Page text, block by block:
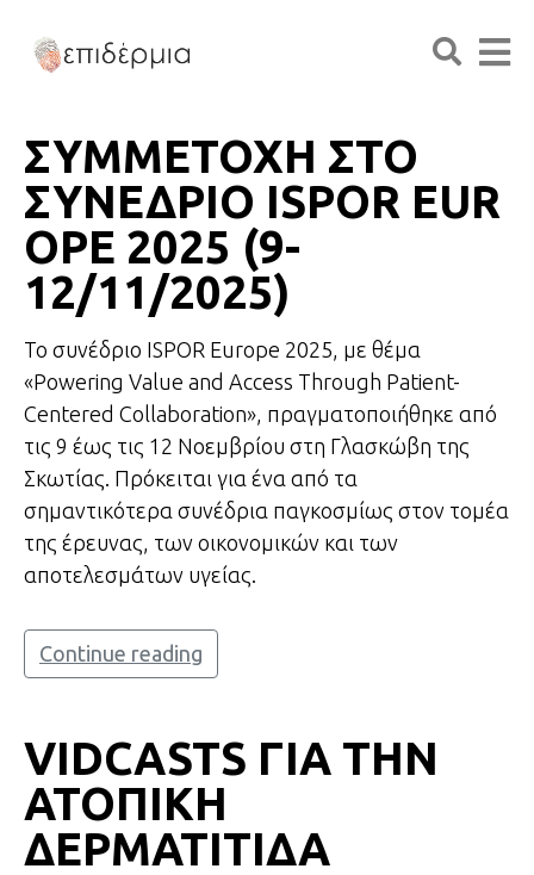
ΣΥΜΜΕΤΟΧΗ ΣΤΟ
ΣΥΝΕΔΡΙΟ ISPOR EUR
OPE 2025 (9-
12/11/2025)
Το συνέδριο ISPOR Europe 2025, με θέμα
«Powering Value and Access Through Patient-
Centered Collaboration», πραγματοποιήθηκε από
τις 9 έως τις 12 Νοεμβρίου στη Γλασκώβη της
Σκωτίας. Πρόκειται για ένα από τα
σημαντικότερα συνέδρια παγκοσμίως στον τομέα
της έρευνας, των οικονομικών και των
αποτελεσμάτων υγείας.
Continue reading
VIDCASTS ΓΙΑ ΤΗΝ
ΑΤΟΠΙΚΗ
ΔΕΡΜΑΤΙΤΙΔΑ